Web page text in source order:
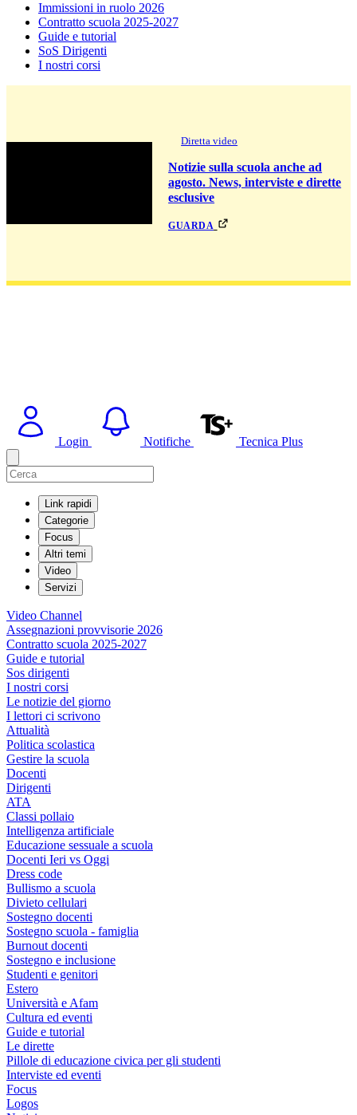
Immissioni in ruolo 2026
Contratto scuola 2025-2027
Guide e tutorial
SoS Dirigenti
I nostri corsi
Diretta video
Notizie sulla scuola anche ad
agosto. News, interviste e dirette
esclusive
guarda
Login Notifiche Tecnica Plus
Link rapidi
Categorie
Focus
Altri temi
Video
Servizi
Video Channel
Assegnazioni provvisorie 2026
Contratto scuola 2025-2027
Guide e tutorial
Sos dirigenti
I nostri corsi
Le notizie del giorno
I lettori ci scrivono
Attualità
Politica scolastica
Gestire la scuola
Docenti
Dirigenti
ATA
Classi pollaio
Intelligenza artificiale
Educazione sessuale a scuola
Docenti Ieri vs Oggi
Dress code
Bullismo a scuola
Divieto cellulari
Sostegno docenti
Sostegno scuola - famiglia
Burnout docenti
Sostegno e inclusione
Studenti e genitori
Estero
Università e Afam
Cultura ed eventi
Guide e tutorial
Le dirette
Pillole di educazione civica per gli studenti
Interviste ed eventi
Focus
Logos